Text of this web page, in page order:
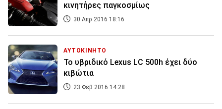
κινητήρες παγκοσμίως
30 Απρ 2016 18:16
ΑΥΤΟΚΙΝΗΤΟ
Το υβριδικό Lexus LC 500h έχει δύο
κιβώτια
23 Φεβ 2016 14:28